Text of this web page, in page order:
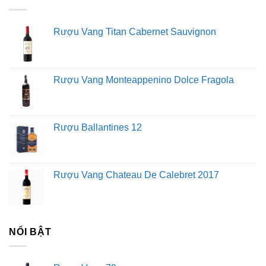
thế giới nhờ duy trì vị trí hàng đầu trong ngành rượu vang
Chile.
Huyền thoại rượu vang làm nên lịch sử.
vấn của Anh, Wine Intelligence, đánh dấu Casillero del
Diablo trong Bảng xếp hạng thương hiệu rượu mạnh nhất
hiệu rượu mạnh thứ hai trên thế giới.
Lời khuyên cần thiết về cách uống rượu vang
Sử dụng đúng loại ly rượu
Chọn ly rượu phù hợp cho các loại rượu khác nhau có
thể cải thiện đáng kể trải nghiệm uống rượu của bạn.
Ly rượu vang đỏ: Vang đỏ tốt nhất nên được đựng trong
Ly rượu trắng: Ly rượu trắng nhỏ hơn ly rượu đỏ, hình
chữ U của nó giữ cho rượu lạnh trong một thời gian dài
Rượu Vang Titan Cabernet Sauvignon
Rượu Vang Monteappenino Dolce Fragola
Rượu Ballantines 12
Rượu Vang Chateau De Calebret 2017
NỔI BẬT